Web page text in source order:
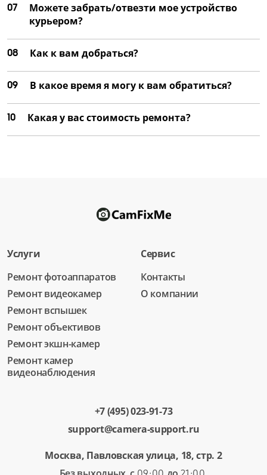
07
Можете забрать/отвезти мое устройство
курьером?
08 Как к вам добраться?
09 В какое время я могу к вам обратиться?
10 Какая у вас стоимость ремонта?
Услуги
Ремонт фотоаппаратов
Ремонт видеокамер
Ремонт вспышек
Ремонт объективов
Ремонт экшн-камер
Ремонт камер
видеонаблюдения
Сервис
Контакты
О компании
+7 (495) 023-91-73
support@camera-support.ru
Москва, Павловская улица, 18, стр. 2